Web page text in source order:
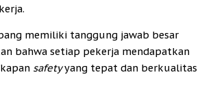
memiliki tanggung jawab besar
bahwa setiap pekerja mendapatkan
safetyyang tepat dan berkualitas